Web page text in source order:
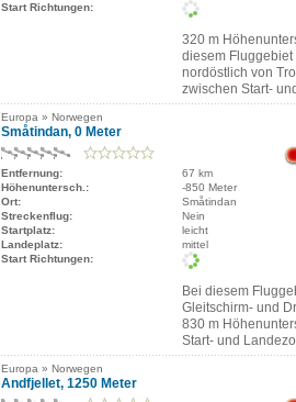
Start Richtungen:
320 m
diesem Fluggebiet
nordöstlich von
zwischen Start-
Europa » Norwegen
Småtindan, 0 Meter
Entfernung:
67 km
Höhenuntersch.:
-850 Meter
Ort:
Småtindan
Streckenflug:
Nein
Startplatz:
leicht
Landeplatz:
mittel
Start Richtungen:
Bei diesem
Gleitschirm- und
830 m
Start- und
Europa » Norwegen
Andfjellet, 1250 Meter